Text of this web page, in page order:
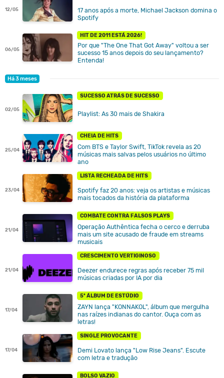
12/05
17 anos após a morte, Michael Jackson domina o
Spotify
06/05
HIT DE 2011 ESTÁ 2026!
Por que "The One That Got Away" voltou a ser
sucesso 15 anos depois do seu lançamento?
Entenda!
Há 3 meses
02/05
SUCESSO ATRÁS DE SUCESSO
Playlist: As 30 mais de Shakira
25/04
CHEIA DE HITS
Com BTS e Taylor Swift, TikTok revela as 20
músicas mais salvas pelos usuários no último
ano
23/04
LISTA RECHEADA DE HITS
Spotify faz 20 anos: veja os artistas e músicas
mais tocados da história da plataforma
21/04
COMBATE CONTRA FALSOS PLAYS
Operação Authêntica fecha o cerco e derruba
mais um site acusado de fraude em streams
musicais
21/04
CRESCIMENTO VERTIGINOSO
Deezer endurece regras após receber 75 mil
músicas criadas por IA por dia
17/04
5º ÁLBUM DE ESTÚDIO
ZAYN lança "KONNAKOL", álbum que mergulha
nas raízes indianas do cantor. Ouça com as
letras!
17/04
SINGLE PROVOCANTE
Demi Lovato lança "Low Rise Jeans". Escute
com letra e tradução
BOLSO VAZIO